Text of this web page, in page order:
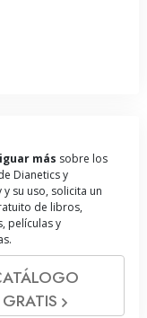
más sobre los
Dianetics y
y su uso, solicita un
de libros,
películas y
GRATIS